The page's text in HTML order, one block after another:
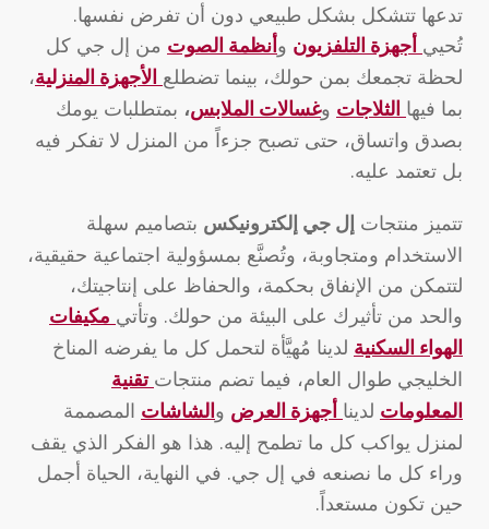
تدعها تتشكل بشكل طبيعي دون أن تفرض نفسها.
تُحيي أجهزة التلفزيون وأنظمة الصوت من إل جي كل
لحظة تجمعك بمن حولك، بينما تضطلع الأجهزة المنزلية،
بما فيها الثلاجات وغسالات الملابس، بمتطلبات يومك
بصدق واتساق، حتى تصبح جزءاً من المنزل لا تفكر فيه
بل تعتمد عليه.
تتميز منتجات إل جي إلكترونيكس بتصاميم سهلة
الاستخدام ومتجاوبة، وتُصنَّع بمسؤولية اجتماعية حقيقية،
لتتمكن من الإنفاق بحكمة، والحفاظ على إنتاجيتك،
والحد من تأثيرك على البيئة من حولك. وتأتي مكيفات
الهواء السكنية لدينا مُهيَّأة لتحمل كل ما يفرضه المناخ
الخليجي طوال العام، فيما تضم منتجات تقنية
المعلومات لدينا أجهزة العرض والشاشات المصممة
لمنزل يواكب كل ما تطمح إليه. هذا هو الفكر الذي يقف
وراء كل ما نصنعه في إل جي. في النهاية، الحياة أجمل
حين تكون مستعداً.